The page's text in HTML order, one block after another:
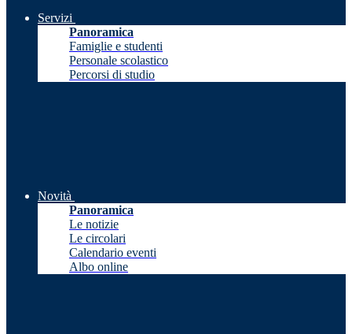
Servizi
Panoramica
Famiglie e studenti
Personale scolastico
Percorsi di studio
Novità
Panoramica
Le notizie
Le circolari
Calendario eventi
Albo online